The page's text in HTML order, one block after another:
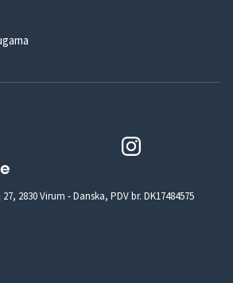
2830 Virum - Danska, PDV br. DK17484575